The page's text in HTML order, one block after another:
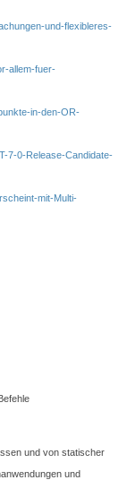
und-flexibleres-
allem-fuer-
in-den-OR-
7-0-Release-Candidate-
mit-Multi-
und von statischer
und